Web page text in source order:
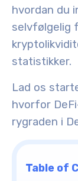
hvordan du
selvfølgelig
statistikker.
Lad os
hvorfor
rygraden i
Table of